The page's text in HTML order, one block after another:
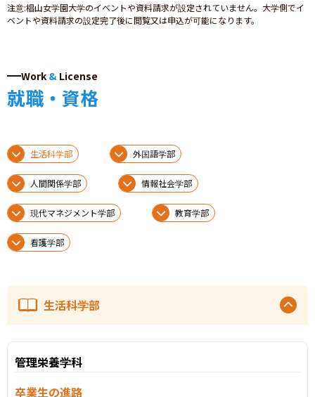
注意:椙山女学園大学のイベントや資料請求が設定されていません。大学側でイ
ベントや資料請求の設定完了後に閲覧又は申込が可能になります。
Work & License
就職・資格
生活科学部 外国語学部
人間関係学部 情報社会学部
現代マネジメント学部 教育学部
看護学部
生活科学部
管理栄養学科
卒業生の進路